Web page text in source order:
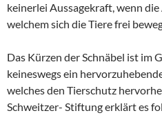
keinerlei Aussagekraft, wenn die
welchem sich die Tiere frei
Das Kürzen der Schnäbel ist im
keineswegs ein
welches den Tierschutz
Schweitzer- Stiftung erklärt es